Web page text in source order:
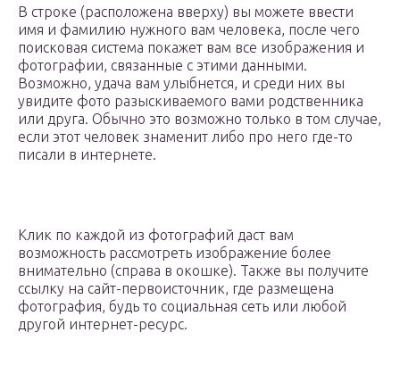
В строке (расположена вверху) вы можете ввести
имя и фамилию нужного вам человека, после чего
поисковая система покажет вам все изображения и
фотографии, связанные с этими данными.
Возможно, удача вам улыбнется, и среди них вы
увидите фото разыскиваемого вами родственника
или друга. Обычно это возможно только в том случае,
если этот человек знаменит либо про него где-то
писали в интернете.
Клик по каждой из фотографий даст вам
возможность рассмотреть изображение более
внимательно (справа в окошке). Также вы получите
ссылку на сайт-первоисточник, где размещена
фотография, будь то социальная сеть или любой
другой интернет-ресурс.